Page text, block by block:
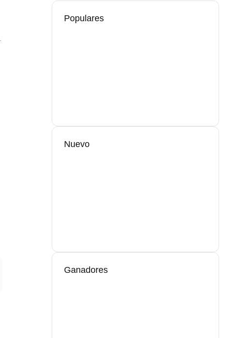
Populares
Nuevo
Ganadores